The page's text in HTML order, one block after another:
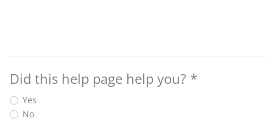
Did this help page help you? *
Yes
No